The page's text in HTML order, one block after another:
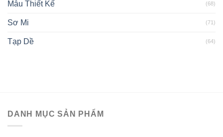
Mẫu Thiết Kế (68)
Sơ Mi (71)
Tạp Dề (64)
DANH MỤC SẢN PHẨM